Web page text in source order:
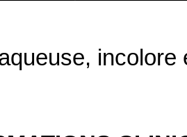
incolore